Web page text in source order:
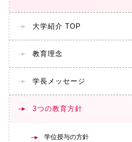
大学紹介 TOP
教育理念
学長メッセージ
3つの教育方針
学位授与の方針